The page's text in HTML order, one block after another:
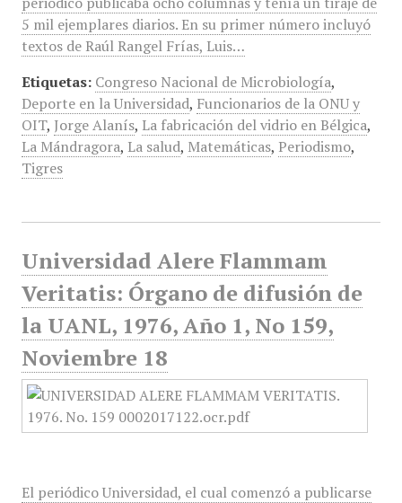
5 mil ejemplares diarios. En su primer número incluyó
textos de Raúl Rangel Frías, Luis…
Etiquetas: Congreso Nacional de Microbiología,
Deporte en la Universidad, Funcionarios de la ONU y
OIT, Jorge Alanís, La fabricación del vidrio en Bélgica,
La Mándragora, La salud, Matemáticas, Periodismo,
Tigres
Universidad Alere Flammam
Veritatis: Órgano de difusión de
la UANL, 1976, Año 1, No 159,
Noviembre 18
El periódico Universidad, el cual comenzó a publicarse